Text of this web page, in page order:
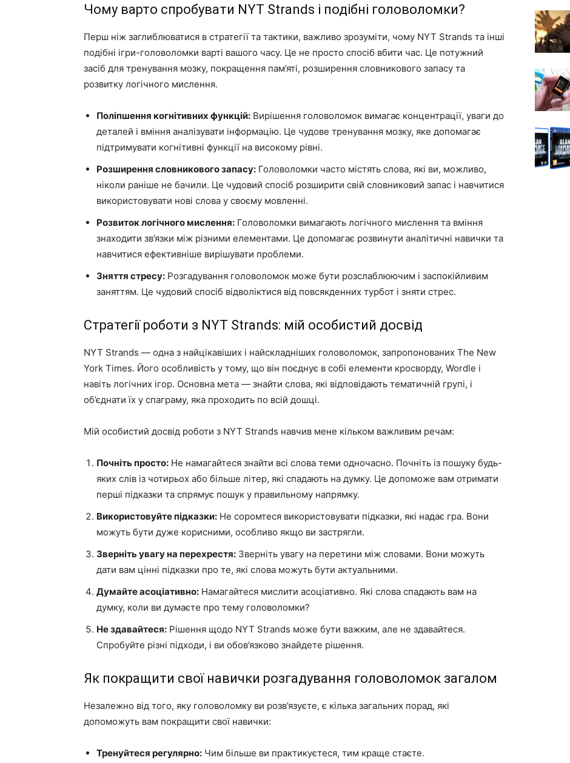
Чому варто спробувати NYT Strands і подібні головоломки?
Перш ніж заглиблюватися в стратегії та тактики, важливо зрозуміти, чому NYT Strands та інші
подібні ігри-головоломки варті вашого часу. Це не просто спосіб вбити час. Це потужний
засіб для тренування мозку, покращення пам’яті, розширення словникового запасу та
розвитку логічного мислення.
Поліпшення когнітивних функцій: Вирішення головоломок вимагає концентрації, уваги до
деталей і вміння аналізувати інформацію. Це чудове тренування мозку, яке допомагає
підтримувати когнітивні функції на високому рівні.
Розширення словникового запасу: Головоломки часто містять слова, які ви, можливо,
ніколи раніше не бачили. Це чудовий спосіб розширити свій словниковий запас і навчитися
використовувати нові слова у своєму мовленні.
Розвиток логічного мислення: Головоломки вимагають логічного мислення та вміння
знаходити зв’язки між різними елементами. Це допомагає розвинути аналітичні навички та
навчитися ефективніше вирішувати проблеми.
Зняття стресу: Розгадування головоломок може бути розслаблюючим і заспокійливим
заняттям. Це чудовий спосіб відволіктися від повсякденних турбот і зняти стрес.
Стратегії роботи з NYT Strands: мій особистий досвід
NYT Strands — одна з найцікавіших і найскладніших головоломок, запропонованих The New
York Times. Його особливість у тому, що він поєднує в собі елементи кросворду, Wordle і
навіть логічних ігор. Основна мета — знайти слова, які відповідають тематичній групі, і
об’єднати їх у спаграму, яка проходить по всій дошці.
Мій особистий досвід роботи з NYT Strands навчив мене кільком важливим речам:
Почніть просто: Не намагайтеся знайти всі слова теми одночасно. Почніть із пошуку будь-
яких слів із чотирьох або більше літер, які спадають на думку. Це допоможе вам отримати
перші підказки та спрямує пошук у правильному напрямку.
Використовуйте підказки: Не соромтеся використовувати підказки, які надає гра. Вони
можуть бути дуже корисними, особливо якщо ви застрягли.
Зверніть увагу на перехрестя: Зверніть увагу на перетини між словами. Вони можуть
дати вам цінні підказки про те, які слова можуть бути актуальними.
Думайте асоціативно: Намагайтеся мислити асоціативно. Які слова спадають вам на
думку, коли ви думаєте про тему головоломки?
Не здавайтеся: Рішення щодо NYT Strands може бути важким, але не здавайтеся.
Спробуйте різні підходи, і ви обов’язково знайдете рішення.
Як покращити свої навички розгадування головоломок загалом
Незалежно від того, яку головоломку ви розв’язуєте, є кілька загальних порад, які
допоможуть вам покращити свої навички:
Тренуйтеся регулярно: Чим більше ви практикуєтеся, тим краще стаєте.